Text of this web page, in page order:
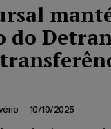
do
- 10/10/2025